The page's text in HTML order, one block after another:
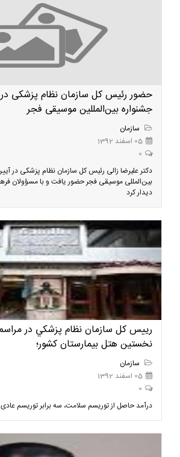
حضور رئیس کل سازمان نظام پزشکی در
جشنواره بین‌المللین موسیقی فجر
سازمان
05 اسفند 1392
0
دکتر علیرضا زالی رئیس کل سازمان نظام پزشکی در
بین‌المللی موسیقی فجر حضور یافت و با مسؤولان
دیدار کرد
رييس كل سازمان نظام پزشكي در مراسم
نخستین هتل بیمارستان کشور؛
سازمان
05 اسفند 1392
0
درآمد حاصل از توریسم سلامت، سه برابر توریسم